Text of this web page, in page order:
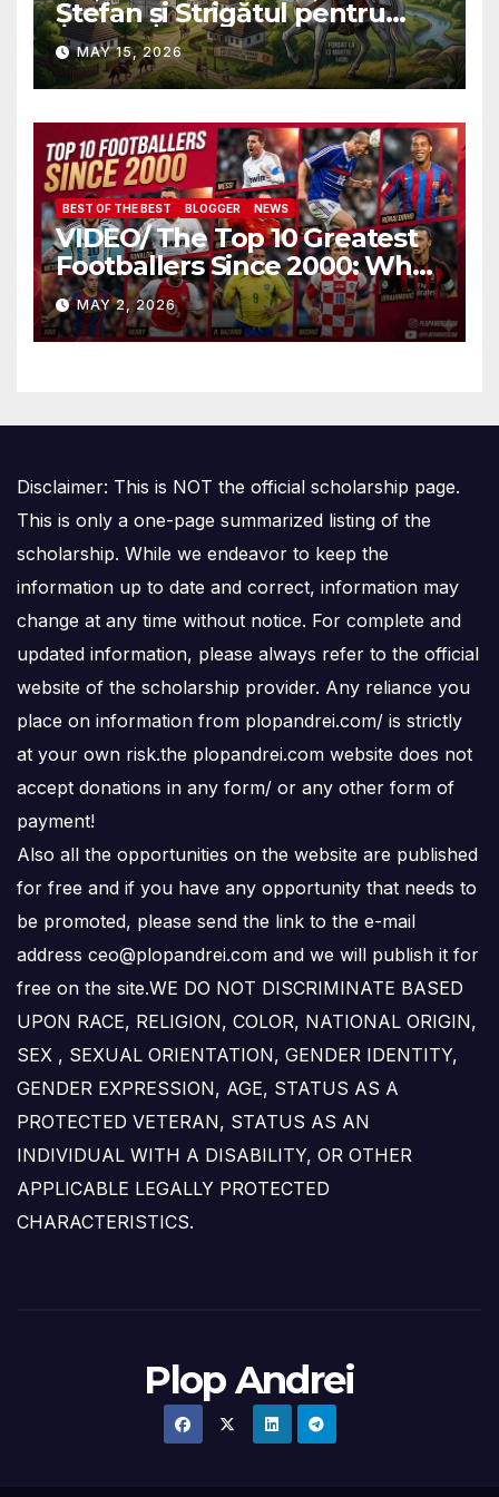
Ștefan și Strigătul pentru
Demnitate în Fața
Amalgamării
MAY 15, 2026
BEST OF THE BEST BLOGGER NEWS
VIDEO/ The Top 10 Greatest
Footballers Since 2000: Who
Is Number One
MAY 2, 2026
Disclaimer: This is NOT the official scholarship page.
This is only a one-page summarized listing of the
scholarship. While we endeavor to keep the
information up to date and correct, information may
change at any time without notice. For complete and
updated information, please always refer to the official
website of the scholarship provider. Any reliance you
place on information from plopandrei.com/ is strictly
at your own risk.the plopandrei.com website does not
accept donations in any form/ or any other form of
payment!
Also all the opportunities on the website are published
for free and if you have any opportunity that needs to
be promoted, please send the link to the e-mail
address ceo@plopandrei.com and we will publish it for
free on the site.WE DO NOT DISCRIMINATE BASED
UPON RACE, RELIGION, COLOR, NATIONAL ORIGIN,
SEX , SEXUAL ORIENTATION, GENDER IDENTITY,
GENDER EXPRESSION, AGE, STATUS AS A
PROTECTED VETERAN, STATUS AS AN
INDIVIDUAL WITH A DISABILITY, OR OTHER
APPLICABLE LEGALLY PROTECTED
CHARACTERISTICS.
Plop Andrei